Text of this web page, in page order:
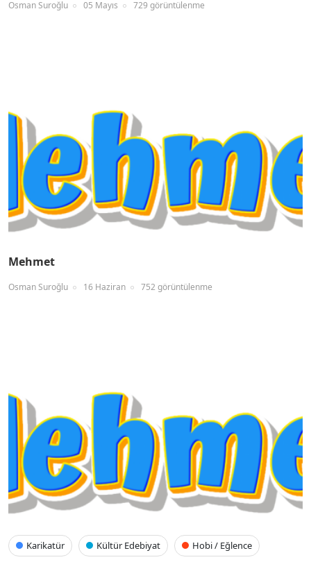
Osman Suroğlu 05 Mayıs 729 görüntülenme
Mehmet
Osman Suroğlu 16 Haziran 752 görüntülenme
Karikatür Kültür Edebiyat Hobi / Eğlence